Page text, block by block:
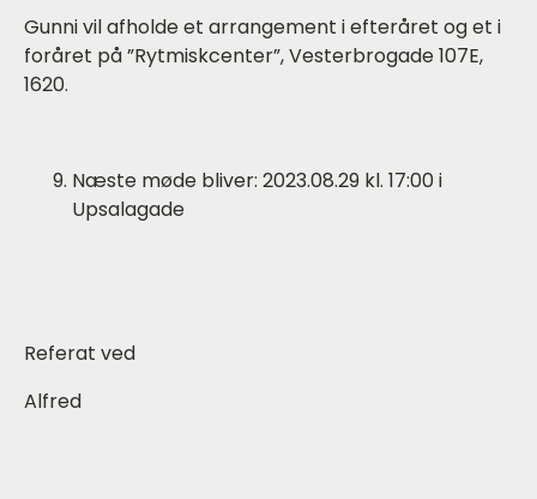
Gunni vil afholde et arrangement i efteråret og et i
foråret på ”Rytmiskcenter”, Vesterbrogade 107E,
1620.
Næste møde bliver: 2023.08.29 kl. 17:00 i
Upsalagade
Referat ved
Alfred